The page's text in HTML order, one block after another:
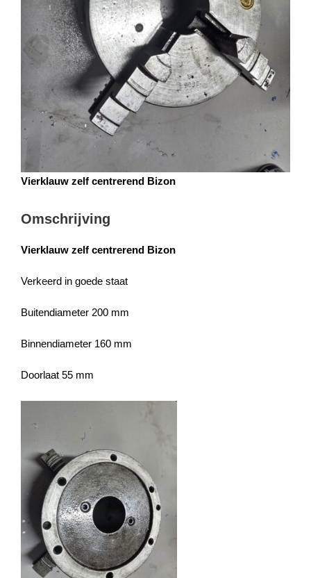
Vierklauw zelf centrerend Bizon
Omschrijving
Vierklauw zelf centrerend Bizon
Verkeerd in goede staat
Buitendiameter 200 mm
Binnendiameter 160 mm
Doorlaat 55 mm